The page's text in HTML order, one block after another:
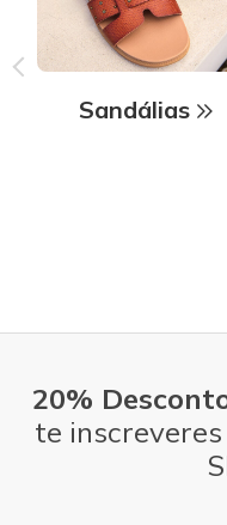
Sandálias
20%
te